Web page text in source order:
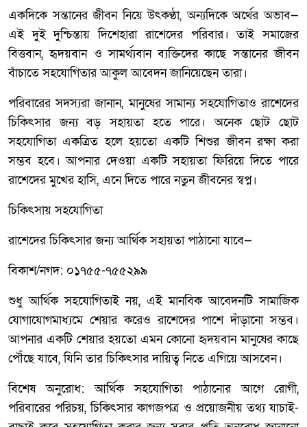
একদিকে সন্তানের জীবন নিয়ে উৎকণ্ঠা, অন্যদিকে অর্থের অভাব—
এই দুই দুশ্চিন্তায় দিশেহারা রাশেদের পরিবার। তাই সমাজের
বিত্তবান, হৃদয়বান ও সামর্থ্যবান ব্যক্তিদের কাছে সন্তানের জীবন
বাঁচাতে সহযোগিতার আকুল আবেদন জানিয়েছেন তারা।
পরিবারের সদস্যরা জানান, মানুষের সামান্য সহযোগিতাও রাশেদের
চিকিৎসার জন্য বড় সহায়তা হতে পারে। অনেক ছোট ছোট
সহযোগিতা একত্রিত হলে হয়তো একটি শিশুর জীবন রক্ষা করা
সম্ভব হবে। আপনার দেওয়া একটি সহায়তা ফিরিয়ে দিতে পারে
রাশেদের মুখের হাসি, এনে দিতে পারে নতুন জীবনের স্বপ্ন।
চিকিৎসায় সহযোগিতা
রাশেদের চিকিৎসার জন্য আর্থিক সহায়তা পাঠানো যাবে—
বিকাশ/নগদ: ০১৭৫৫-৭৫৫২৯৯
শুধু আর্থিক সহযোগিতাই নয়, এই মানবিক আবেদনটি সামাজিক
যোগাযোগমাধ্যমে শেয়ার করেও রাশেদের পাশে দাঁড়ানো সম্ভব।
আপনার একটি শেয়ার হয়তো এমন কোনো হৃদয়বান মানুষের কাছে
পৌঁছে যাবে, যিনি তার চিকিৎসার দায়িত্ব নিতে এগিয়ে আসবেন।
বিশেষ অনুরোধ: আর্থিক সহযোগিতা পাঠানোর আগে রোগী,
পরিবারের পরিচয়, চিকিৎসার কাগজপত্র ও প্রয়োজনীয় তথ্য যাচাই-